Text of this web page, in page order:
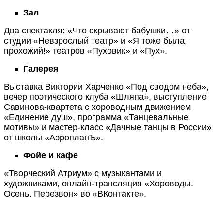
Зал
Два спектакля: «Что скрывают бабушки…» от
студии «Невзрослый театр» и «Я тоже была,
прохожий!» театров «Пуховик» и «Пух».
Галерея
Выставка Виктории Харченко «Под сводом неба»,
вечер поэтического клуба «Шляпа», выступление
Савинова-квартета с хороводным движением
«Единение душ», программа «Танцевальные
мотивы» и мастер-класс «Дачные танцы в России»
от школы «АэропланЪ».
Фойе и кафе
«Творческий Атриум» с музыкантами и
художниками, онлайн-трансляция «Хороводы.
Осень. Перезвон» во «ВКонтакте».